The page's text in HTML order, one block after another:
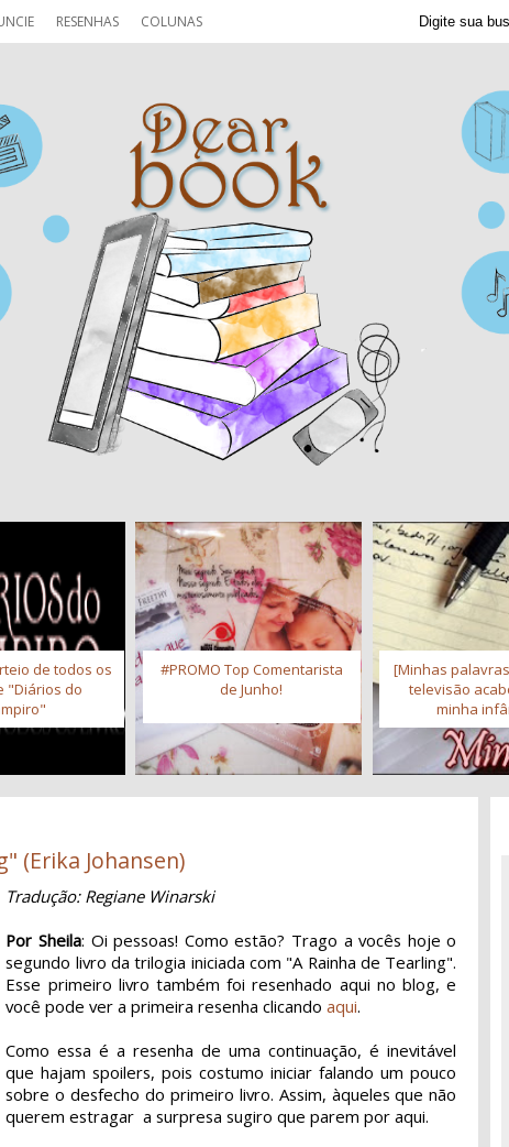
RESENHAS COLUNAS
de todos os
"Diários do
#PROMO Top Comentarista
de Junho!
[Minhas
televisão
minha
(Erika Johansen)
Tradução: Regiane Winarski
Por Sheila: Oi pessoas! Como estão? Trago a vocês hoje o
segundo livro da trilogia iniciada com "A Rainha de Tearling".
Esse primeiro livro também foi resenhado aqui no blog, e
você pode ver a primeira resenha clicandoaqui.
Como essa é a resenha de uma continuação, é inevitável
que hajam spoilers, pois costumo iniciar falando um pouco
sobre o desfecho do primeiro livro. Assim, àqueles que não
querem estragar a surpresa sugiro que parem por aqui.